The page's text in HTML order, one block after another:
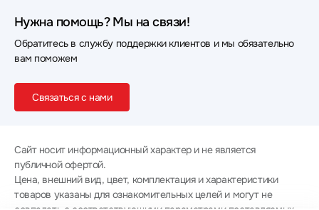
Нужна помощь? Мы на связи!
Обратитесь в службу поддержки клиентов и мы обязательно
вам поможем
Связаться с нами
Сайт носит информационный характер и не является
публичной офертой.
Цена, внешний вид, цвет, комплектация и характеристики
товаров указаны для ознакомительных целей и могут не